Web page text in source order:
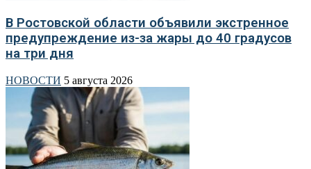
В Ростовской области объявили экстренное
предупреждение из-за жары до 40 градусов
на три дня
НОВОСТИ 5 августа 2026